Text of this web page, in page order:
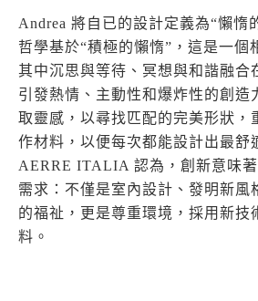
Andrea 將自已的設計定義為“懶惰
哲學基於“積極的懶惰”，這是一個
其中沉思與等待、冥想與和諧融合
引發熱情、主動性和爆炸性的創造
取靈感，以尋找匹配的完美形狀，
作材料，以便每次都能設計出最舒
AERRE ITALIA 認為，創新意味
需求：不僅是室內設計、發明新風
的福祉，更是尊重環境，採用新技
料。